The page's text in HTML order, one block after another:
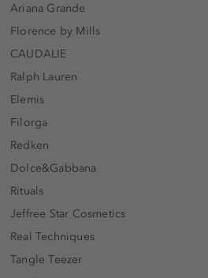
Ariana Grande
Florence by Mills
CAUDALIE
Ralph Lauren
Elemis
Filorga
Redken
Dolce&Gabbana
Rituals
Jeffree Star Cosmetics
Real Techniques
Tangle Teezer